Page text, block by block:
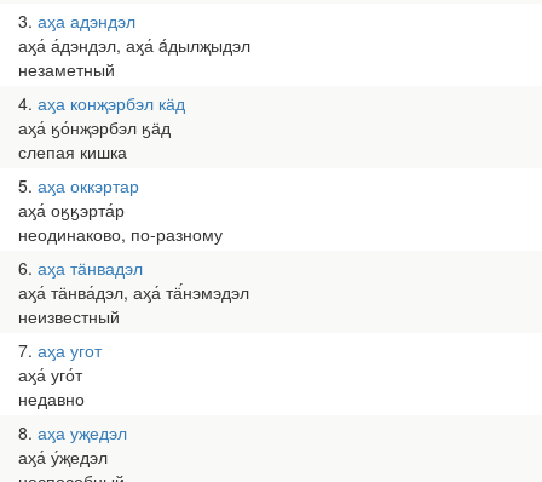
3 аӽа адэндэл
аӽа́ а́дэндэл, аӽа́ áдылҗыдэл
незаметный
4 аӽа конҗэрбэл кӓд
аӽа́ ӄо́нҗэрбэл ӄӓд
слепая кишка
5 аӽа оккэртар
аӽа́ оӄӄэрта́р
неодинаково, по-разному
6 аӽа тӓнвадэл
аӽа́ тӓнва́дэл, аӽа́ тӓ́нэмэдэл
неизвестный
7 аӽа угот
аӽа́ уго́т
недавно
8 аӽа уҗедэл
аӽа́ у́җедэл